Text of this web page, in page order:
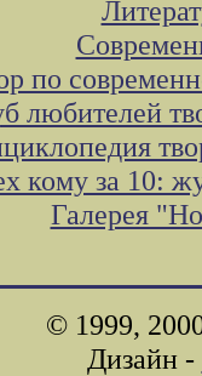
по
любителей
кому за 10:
Галерея
© 1999,
Дизайн -